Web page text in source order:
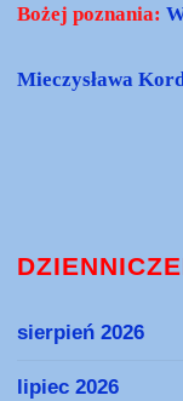
Bożej poznania:
Mieczysława
sierpień 2026
lipiec 2026